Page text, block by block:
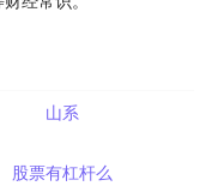
山系
股票有杠杆么